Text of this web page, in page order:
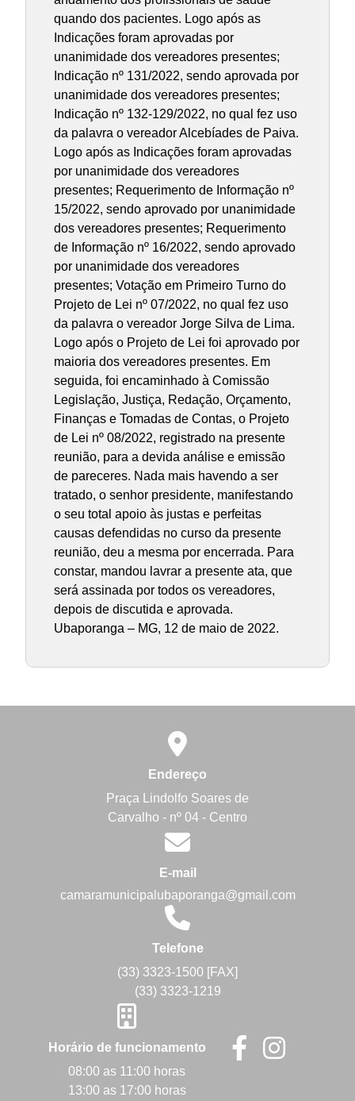
Endereço
Praça Lindolfo Soares de
Carvalho - nº 04 - Centro
E-mail
camaramunicipalubaporanga@gmail.com
Telefone
(33) 3323-1500 [FAX]
(33) 3323-1219
Horário de funcionamento
08:00 as 11:00 horas
13:00 as 17:00 horas